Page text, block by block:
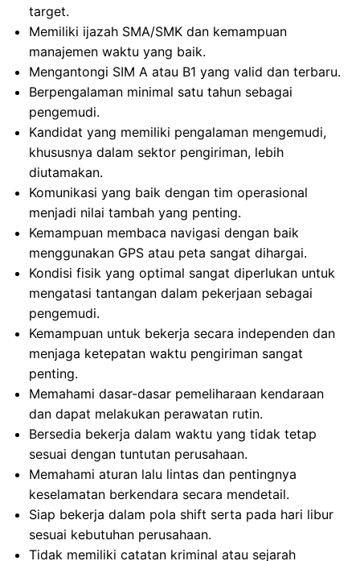
target.
Memiliki ijazah SMA/SMK dan kemampuan
manajemen waktu yang baik.
Mengantongi SIM A atau B1 yang valid dan terbaru.
Berpengalaman minimal satu tahun sebagai
pengemudi.
Kandidat yang memiliki pengalaman mengemudi,
khususnya dalam sektor pengiriman, lebih
diutamakan.
Komunikasi yang baik dengan tim operasional
menjadi nilai tambah yang penting.
Kemampuan membaca navigasi dengan baik
menggunakan GPS atau peta sangat dihargai.
Kondisi fisik yang optimal sangat diperlukan untuk
mengatasi tantangan dalam pekerjaan sebagai
pengemudi.
Kemampuan untuk bekerja secara independen dan
menjaga ketepatan waktu pengiriman sangat
penting.
Memahami dasar-dasar pemeliharaan kendaraan
dan dapat melakukan perawatan rutin.
Bersedia bekerja dalam waktu yang tidak tetap
sesuai dengan tuntutan perusahaan.
Memahami aturan lalu lintas dan pentingnya
keselamatan berkendara secara mendetail.
Siap bekerja dalam pola shift serta pada hari libur
sesuai kebutuhan perusahaan.
Tidak memiliki catatan kriminal atau sejarah